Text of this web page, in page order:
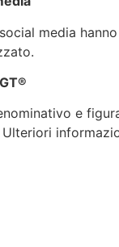
media
e